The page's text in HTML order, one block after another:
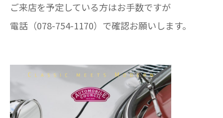
ご来店を予定している方はお手数ですが
電話（078-754-1170）で確認お願いします。